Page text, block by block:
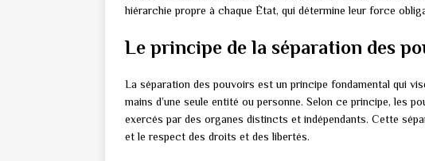
hiérarchie propre à chaque État, qui détermine leur force
Le principe de la séparation des
La séparation des pouvoirs est un principe fondamental qui
mains d’une seule entité ou personne. Selon ce principe, les
exercés par des organes distincts et indépendants. Cette
et le respect des droits et des libertés.